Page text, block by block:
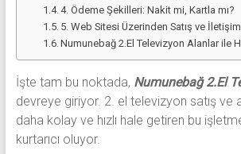
4. Ödeme Şekilleri: Nakit mi, Kartla mı?
5. Web Sitesi Üzerinden Satış ve İletişim
Numunebağ 2.El Televizyon Alanlar ile
İşte tam bu noktada, Numunebağ 2.El
devreye giriyor. 2. el televizyon satış ve
daha kolay ve hızlı hale getiren bu
kurtarıcı oluyor.